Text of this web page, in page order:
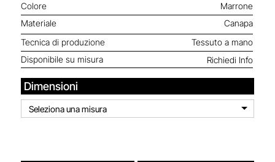
Colore
Marrone
Materiale
Canapa
Tecnica di produzione
Tessuto a mano
Disponibile su misura
Richiedi Info
Dimensioni
Seleziona una misura